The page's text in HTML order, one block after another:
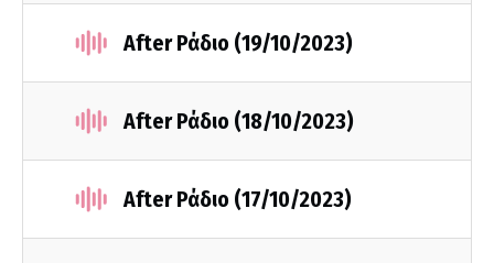
After Ράδιο (19/10/2023)
After Ράδιο (18/10/2023)
After Ράδιο (17/10/2023)